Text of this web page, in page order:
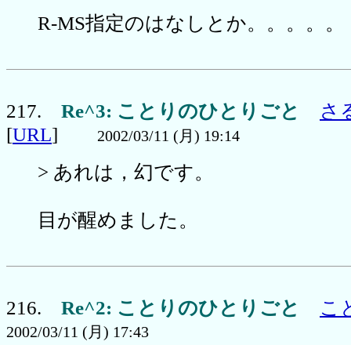
R-MS指定のはなしとか。。。。。
217. Re^3: ことりのひとりごと
さ
[URL] 2002/03/11 (月) 19:14
> あれは，幻です。
目が醒めました。
216. Re^2: ことりのひとりごと こ
2002/03/11 (月) 17:43